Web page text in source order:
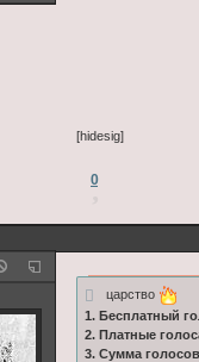
[hidesig]
0
царство
1. Бесплатный
2. Платные
3. Сумма